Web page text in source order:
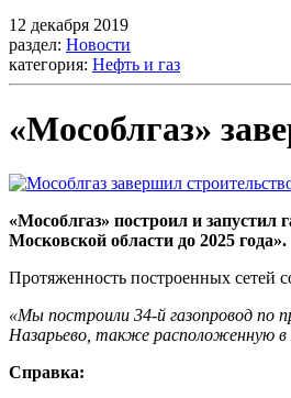
12 декабря 2019
раздел: Новости
категория: Нефть и газ
«Мособлгаз»
«Мособлгаз» построил и
Московской области до 2025 года».
Протяженность построенных сетей
«Мы построили 34-й газопровод по
Назарьево, также расположенную
Справка: